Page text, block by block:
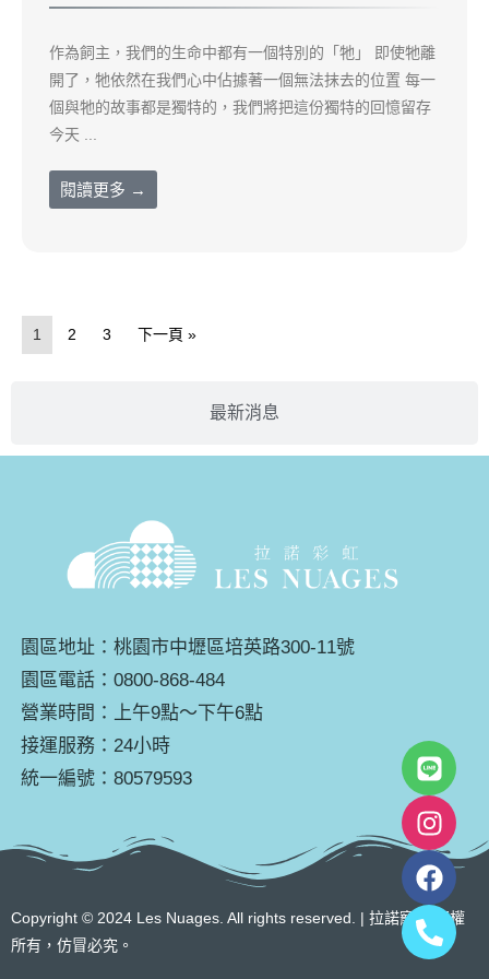
最新消息
作為飼主，我們的生命中都有一個特別的「牠」 即使牠離
開了，牠依然在我們心中佔據著一個無法抹去的位置 每一
個與牠的故事都是獨特的，我們將把這份獨特的回憶留存
今天 ...
閱讀更多 →
1 2 3 下一頁 »
園區地址：桃園市中壢區培英路300-11號
園區電話：0800-868-484
營業時間：上午9點～下午6點
接運服務：24小時
統一編號：80579593
Copyright © 2024 Les Nuages. All rights reserved. | 拉諾寵物 版權
所有，仿冒必究。